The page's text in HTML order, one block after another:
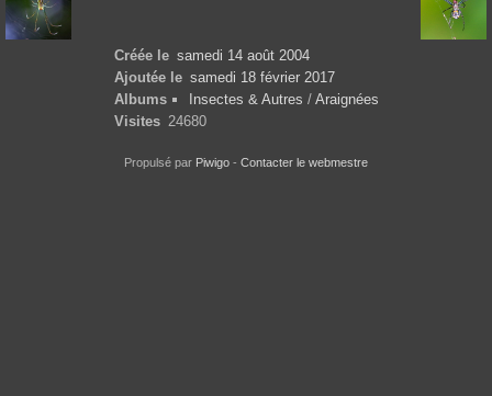
Créée le samedi 14 août 2004
Ajoutée le samedi 18 février 2017
Albums
Insectes & Autres / Araignées
Visites 24680
Propulsé par Piwigo - Contacter le webmestre